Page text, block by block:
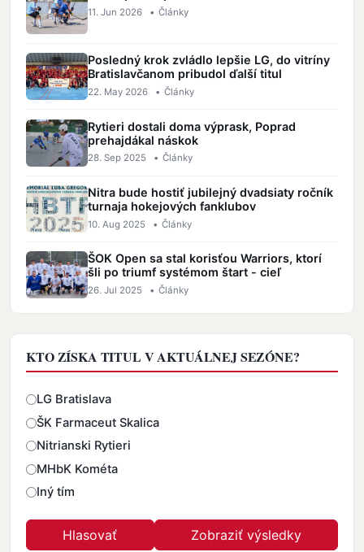
11. Jun 2026 • Články
Posledný krok zvládlo lepšie LG, do vitríny
Bratislavčanom pribudol ďalší titul
22. May 2026 • Články
Rytieri dostali doma výprask, Poprad
prehajdákal náskok
28. Sep 2025 • Články
Nitra bude hostiť jubilejný dvadsiaty ročník
turnaja hokejových fanklubov
10. Aug 2025 • Články
ŠOK Open sa stal korisťou Warriors, ktorí
šli po triumf systémom štart - cieľ
26. Jul 2025 • Články
KTO ZÍSKA TITUL V AKTUÁLNEJ SEZÓNE?
Odpovede
LG Bratislava
ŠK Farmaceut Skalica
Nitrianski Rytieri
MHbK Kométa
Iný tím